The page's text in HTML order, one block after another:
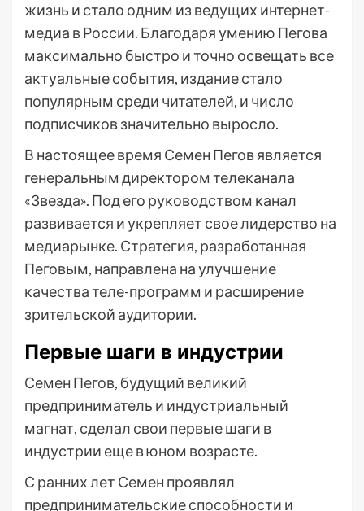
жизнь и стало одним из ведущих интернет-
медиа в России. Благодаря умению Пегова
максимально быстро и точно освещать все
актуальные события, издание стало
популярным среди читателей, и число
подписчиков значительно выросло.
В настоящее время Семен Пегов является
генеральным директором телеканала
«Звезда». Под его руководством канал
развивается и укрепляет свое лидерство на
медиарынке. Стратегия, разработанная
Пеговым, направлена на улучшение
качества теле-программ и расширение
зрительской аудитории.
Первые шаги в индустрии
Семен Пегов, будущий великий
предприниматель и индустриальный
магнат, сделал свои первые шаги в
индустрии еще в юном возрасте.
С ранних лет Семен проявлял
предпринимательские способности и